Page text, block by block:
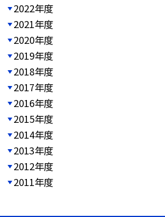
2022年度
2021年度
2020年度
2019年度
2018年度
2017年度
2016年度
2015年度
2014年度
2013年度
2012年度
2011年度